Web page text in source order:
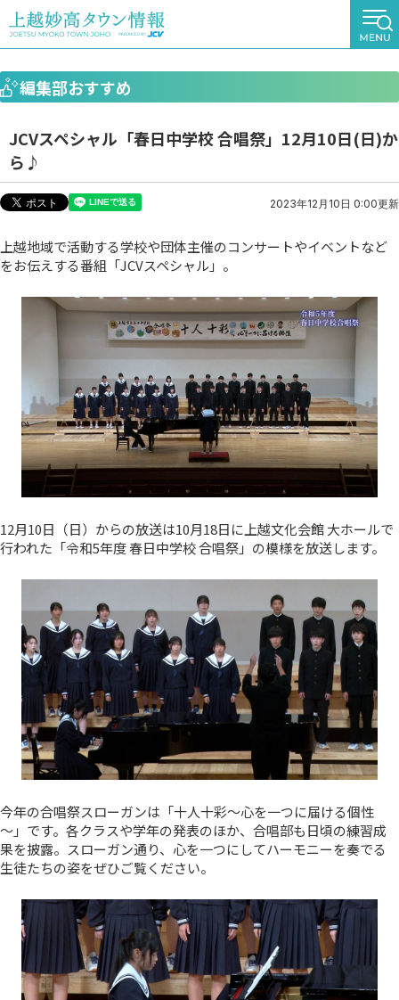
編集部おすすめ
JCVスペシャル「春日中学校 合唱祭」12月10日(日)か
ら♪
2023年12月10日 0:00更新
上越地域で活動する学校や団体主催のコンサートやイベントなど
をお伝えする番組「JCVスペシャル」。
12月10日（日）からの放送は10月18日に上越文化会館 大ホールで
行われた「令和5年度 春日中学校 合唱祭」の模様を放送します。
今年の合唱祭スローガンは「十人十彩～心を一つに届ける個性
～」です。各クラスや学年の発表のほか、合唱部も日頃の練習成
果を披露。スローガン通り、心を一つにしてハーモニーを奏でる
生徒たちの姿をぜひご覧ください。